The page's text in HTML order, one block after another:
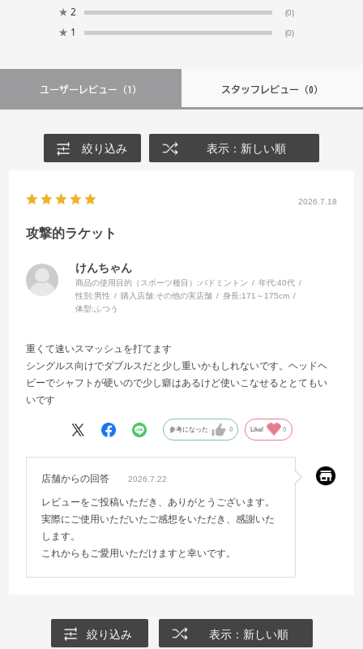
★ 2 (0)
★ 1 (0)
ユーザーレビュー （1） スタッフレビュー（0）
絞り込み 表示：新しい順
2026.7.18
攻撃的ラケット
けんちゃん
商品の使用目的（スポーツ種目）:バドミントン 年代:40代
性別:男性 購入店舗:その他の実店舗 身長:171～175cm
体型:ふつう
重くて速いスマッシュを打てます
シングルス向けでダブルスだと少し重いかもしれないです。ヘッドヘ
ビーでシャフトが硬いので少し癖はあるけど使いこなせるととてもい
いです
参考になった 0 Like! 0
店舗からの回答 2026.7.22
レビューをご投稿いただき、ありがとうございます。
実際にご使用いただいたご感想をいただき、感謝いた
します。
これからもご愛用いただけますと幸いです。
絞り込み 表示：新しい順